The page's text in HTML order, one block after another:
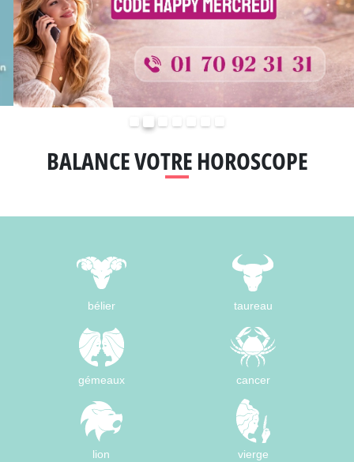
BALANCE VOTRE HOROSCOPE
bélier taureau
gémeaux cancer
lion vierge